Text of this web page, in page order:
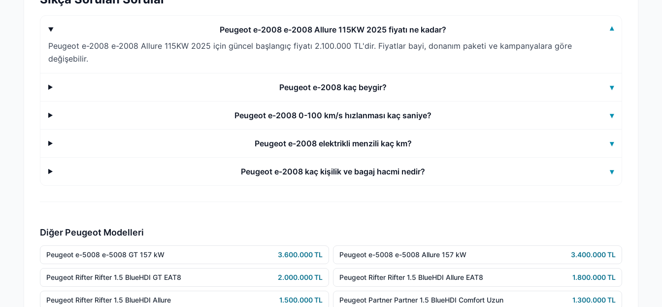
Peugeot e-2008 e-2008 Allure 115KW 2025 fiyatı ne kadar?
▾
Peugeot e-2008 e-2008 Allure 115KW 2025 için güncel başlangıç fiyatı 2.100.000 TL'dir. Fiyatlar bayi, donanım paketi ve kampanyalara göre
değişebilir.
Peugeot e-2008 kaç beygir? ▾
Peugeot e-2008 0-100 km/s hızlanması kaç saniye? ▾
Peugeot e-2008 elektrikli menzili kaç km? ▾
Peugeot e-2008 kaç kişilik ve bagaj hacmi nedir? ▾
Diğer Peugeot Modelleri
Peugeot e-5008 e-5008 GT 157 kW 3.600.000 TL Peugeot e-5008 e-5008 Allure 157 kW 3.400.000 TL
Peugeot Rifter Rifter 1.5 BlueHDI GT EAT8 2.000.000 TL Peugeot Rifter Rifter 1.5 BlueHDI Allure EAT8 1.800.000 TL
Peugeot Rifter Rifter 1.5 BlueHDI Allure 1.500.000 TL Peugeot Partner Partner 1.5 BlueHDI Comfort Uzun 1.300.000 TL